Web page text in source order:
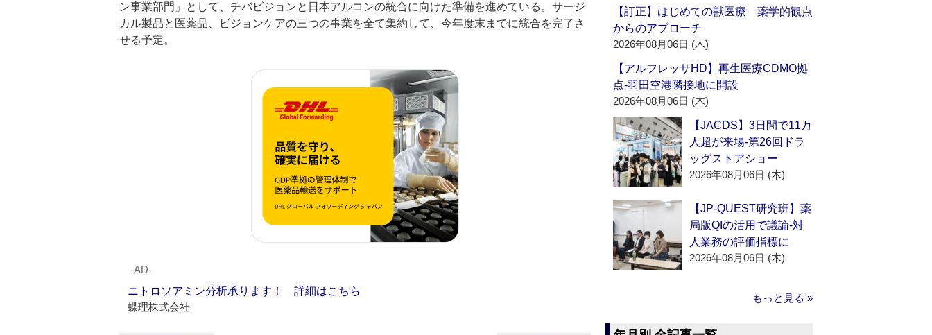
ン事業部門」として、チバビジョンと日本アルコンの統合に向けた準備を進めている。サージ
カル製品と医薬品、ビジョンケアの三つの事業を全て集約して、今年度末までに統合を完了さ
せる予定。
‐AD‐
ニトロソアミン分析承ります！ 詳細はこちら
蝶理株式会社
【訂正】はじめての獣医療 薬学的観点
からのアプローチ
2026年08月06日 (木)
【アルフレッサHD】再生医療CDMO拠
点‐羽田空港隣接地に開設
2026年08月06日 (木)
【JACDS】3日間で11万
人超が来場‐第26回ドラ
ッグストアショー
2026年08月06日 (木)
【JP-QUEST研究班】薬
局版QIの活用で議論‐対
人業務の評価指標に
2026年08月06日 (木)
もっと見る »